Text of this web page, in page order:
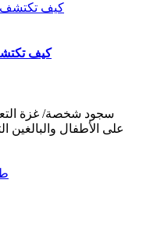
كيف
سجود شخصة/ غزة
على الأطفال والبالغين